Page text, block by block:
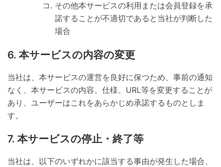
その他本サービスの利用または会員登録を承
諾することが不適切であると当社が判断した
場合
本サービスの内容の変更
当社は、本サービスの運営を良好に保つため、事前の通知
なく、本サービスの内容、仕様、URL等を変更することが
あり、ユーザーはこれをあらかじめ承諾するものとしま
す。
本サービスの停止・終了等
当社は、以下のいずれかに該当する事由が発生した場合、